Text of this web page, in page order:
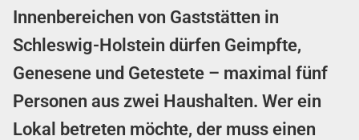
Innenbereichen von Gaststätten in
Schleswig-Holstein dürfen Geimpfte,
Genesene und Getestete – maximal fünf
Personen aus zwei Haushalten. Wer ein
Lokal betreten möchte, der muss einen